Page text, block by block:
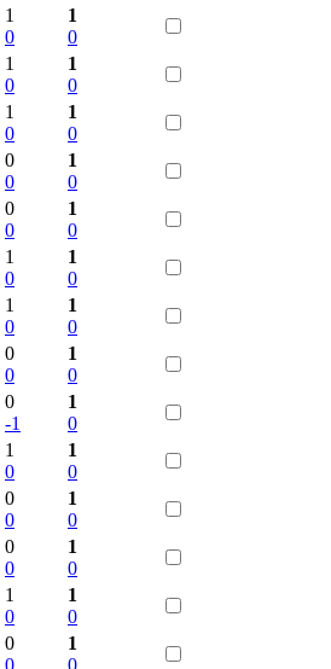
1
0
1
0
1
0
1
0
1
0
1
0
0
0
1
0
0
0
1
0
1
0
1
0
1
0
1
0
0
0
1
0
0
-1
1
0
1
0
1
0
0
0
1
0
0
0
1
0
1
0
1
0
0
0
1
0